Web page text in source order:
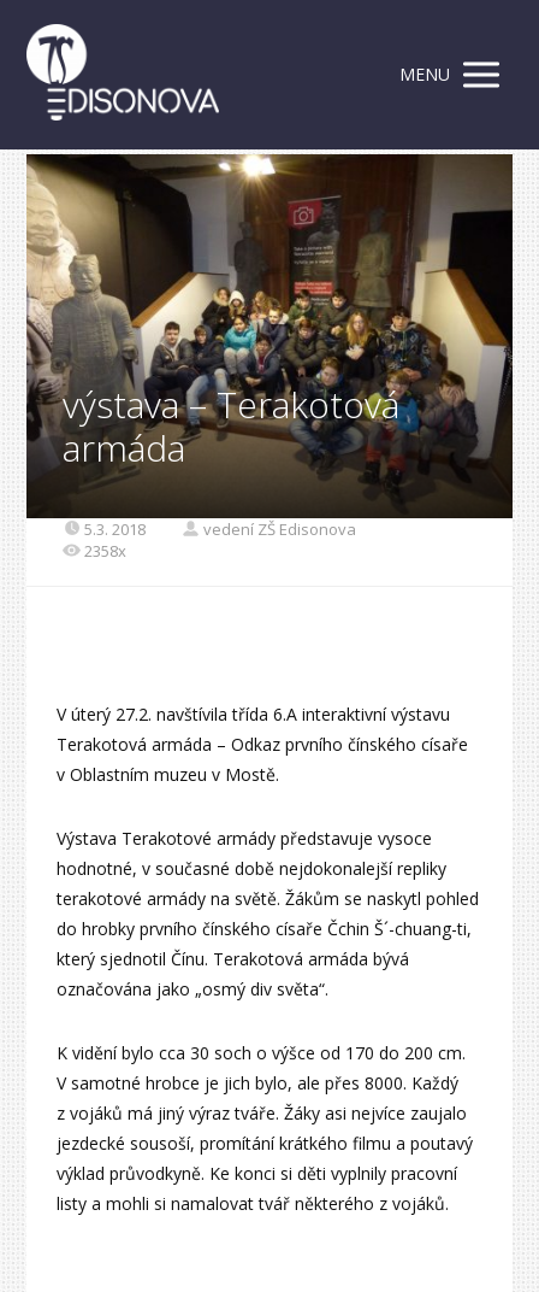
MENU
výstava – Terakotová
armáda
5.3. 2018
vedení ZŠ Edisonova
2358x
V úterý 27.2. navštívila třída 6.A interaktivní výstavu
Terakotová armáda – Odkaz prvního čínského císaře
v Oblastním muzeu v Mostě.
Výstava Terakotové armády představuje vysoce
hodnotné, v současné době nejdokonalejší repliky
terakotové armády na světě. Žákům se naskytl pohled
do hrobky prvního čínského císaře Čchin Š´-chuang-ti,
který sjednotil Čínu. Terakotová armáda bývá
označována jako „osmý div světa“.
K vidění bylo cca 30 soch o výšce od 170 do 200 cm.
V samotné hrobce je jich bylo, ale přes 8000. Každý
z vojáků má jiný výraz tváře. Žáky asi nejvíce zaujalo
jezdecké sousoší, promítání krátkého filmu a poutavý
výklad průvodkyně. Ke konci si děti vyplnily pracovní
listy a mohli si namalovat tvář některého z vojáků.